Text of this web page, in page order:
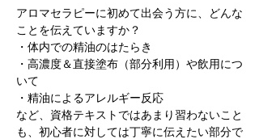
アロマセラピーに初めて出会う方に、どんな
ことを伝えていますか？
・体内での精油のはたらき
・高濃度＆直接塗布（部分利用）や飲用につ
いて
・精油によるアレルギー反応
など、資格テキストではあまり習わないこと
も、初心者に対しては丁寧に伝えたい部分で